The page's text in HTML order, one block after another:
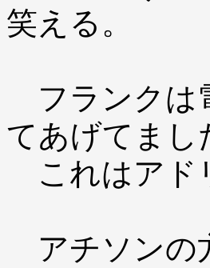
笑える。
フランクは
てあげてまし
これはアド
アチソンの